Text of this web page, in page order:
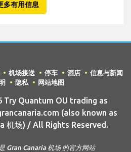
多有用信息
机场接送 停车 酒店
信息与新闻
隐私 网站地图
Try Quantum OU trading as
(also known as
机场) / All Rights Reserved.
Gran Canaria 机场 的官方网站